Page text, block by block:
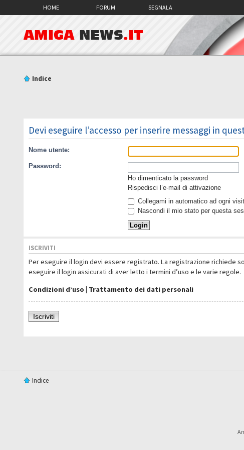
HOME FORUM SEGNALA
AMIGA NEWS.IT
Indice
Devi eseguire l’accesso per inserire messaggi in
Nome utente:
Password:
Ho dimenticato la password
Rispedisci l’e-mail di attivazione
Collegami in automatico ad ogni
Nascondi il mio stato per questa
ISCRIVITI
Per eseguire il login devi essere registrato. La registrazione richiede
eseguire il login assicurati di aver letto i termini d’uso e le varie regole.
Condizioni d’uso | Trattamento dei dati personali
Iscriviti
Indice